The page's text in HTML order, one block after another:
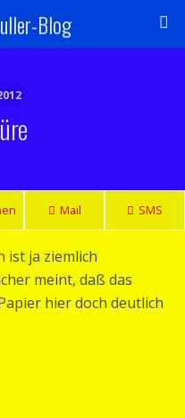
Blog
Mail SMS
ist ja ziemlich
meint, daß das
hier doch deutlich